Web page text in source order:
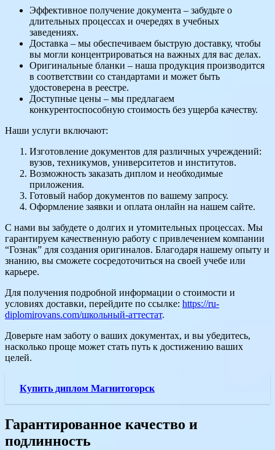
Эффективное получение документа – забудьте о
длительных процессах и очередях в учебных
заведениях.
Доставка – мы обеспечиваем быструю доставку, чтобы
вы могли концентрироваться на важных для вас делах.
Оригинальные бланки – наша продукция производится
в соответствии со стандартами и может быть
удостоверена в реестре.
Доступные цены – мы предлагаем
конкурентоспособную стоимость без ущерба качеству.
Наши услуги включают:
Изготовление документов для различных учреждений:
вузов, техникумов, университетов и институтов.
Возможность заказать диплом и необходимые
приложения.
Готовый набор документов по вашему запросу.
Оформление заявки и оплата онлайн на нашем сайте.
С нами вы забудете о долгих и утомительных процессах. Мы
гарантируем качественную работу с привлечением компании
“Гознак” для создания оригиналов. Благодаря нашему опыту и
знанию, вы сможете сосредоточиться на своей учебе или
карьере.
Для получения подробной информации о стоимости и
условиях доставки, перейдите по ссылке: https://ru-
diplomirovans.com/школьный-аттестат.
Доверьте нам заботу о ваших документах, и вы убедитесь,
насколько проще может стать путь к достижению ваших
целей.
Купить диплом Магнитогорск
Гарантированное качество и
подлинность